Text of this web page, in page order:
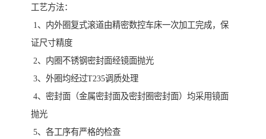
工艺方法：
1、内外圈复式滚道由精密数控车床一次加工完成，保
证尺寸精度
2、内圈不锈钢密封面经镜面抛光
3、外圈均经过T235调质处理
4、密封面（金属密封面及密封圈密封面）均采用镜面
抛光
5、各工序有严格的检查